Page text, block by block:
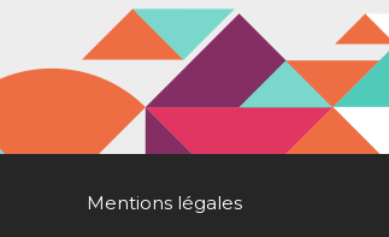
Mentions légales